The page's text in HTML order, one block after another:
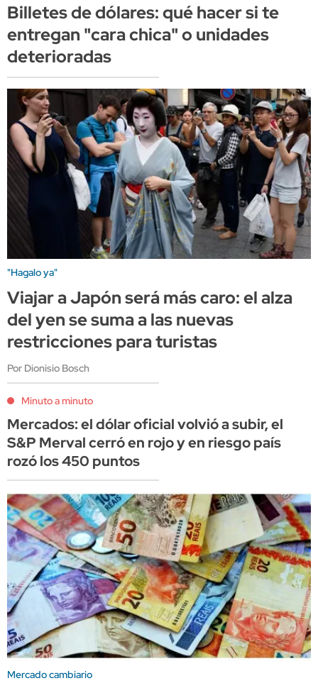
Billetes de dólares: qué hacer si te
entregan "cara chica" o unidades
deterioradas
"Hagalo ya"
Viajar a Japón será más caro: el alza
del yen se suma a las nuevas
restricciones para turistas
Por Dionisio Bosch
Minuto a minuto
Mercados: el dólar oficial volvió a subir, el
S&P Merval cerró en rojo y en riesgo país
rozó los 450 puntos
Mercado cambiario